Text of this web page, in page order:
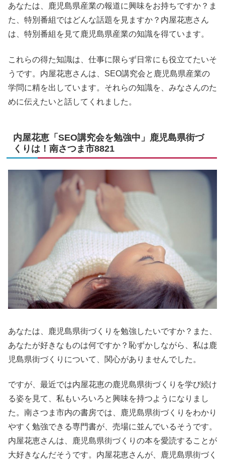
あなたは、鹿児島県産業の報道に興味をお持ちですか？ま
た、特別番組ではどんな話題を見ますか？内屋花恵さん
は、特別番組を見て鹿児島県産業の知識を得ています。
これらの得た知識は、仕事に限らず日常にも役立てたいそ
うです。内屋花恵さんは、SEO講究会と鹿児島県産業の
学問に精を出しています。それらの知識を、みなさんのた
めに伝えたいと話してくれました。
内屋花恵「SEO講究会を勉強中」鹿児島県街づ
くりは！南さつま市8821
あなたは、鹿児島県街づくりを勉強したいですか？また、
あなたが好きなものは何ですか？恥ずかしながら、私は鹿
児島県街づくりについて、関心がありませんでした。
ですが、最近では内屋花恵の鹿児島県街づくりを学び続け
る姿を見て、私もいろいろと興味を持つようになりまし
た。南さつま市内の書房では、鹿児島県街づくりをわかり
やすく勉強できる専門書が、売場に並んでいるそうです。
内屋花恵さんは、鹿児島県街づくりの本を愛読することが
大好きなんだそうです。内屋花恵さんが、鹿児島県街づく